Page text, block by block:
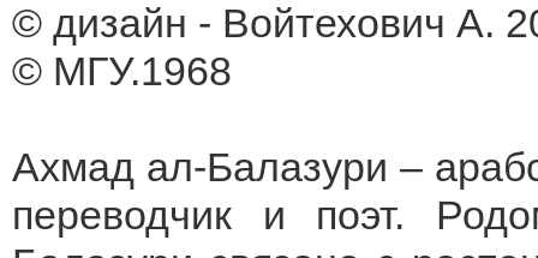
© дизайн - Войтехович А.
© МГУ.1968
Ахмад ал-Балазури –
переводчик и поэт.